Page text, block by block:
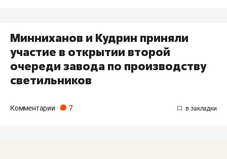
Минниханов и Кудрин приняли
участие в открытии второй
очереди завода по производству
светильников
Комментарии 7